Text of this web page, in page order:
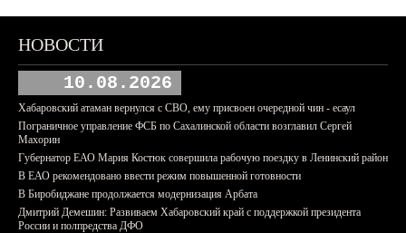
НОВОСТИ
10.08.2026
Хабаровский атаман вернулся с СВО, ему присвоен очередной чин - есаул
Пограничное управление ФСБ по Сахалинской области возглавил Сергей
Махорин
Губернатор ЕАО Мария Костюк совершила рабочую поездку в Ленинский район
В ЕАО рекомендовано ввести режим повышенной готовности
В Биробиджане продолжается модернизация Арбата
Дмитрий Демешин: Развиваем Хабаровский край с поддержкой президента
России и полпредства ДФО